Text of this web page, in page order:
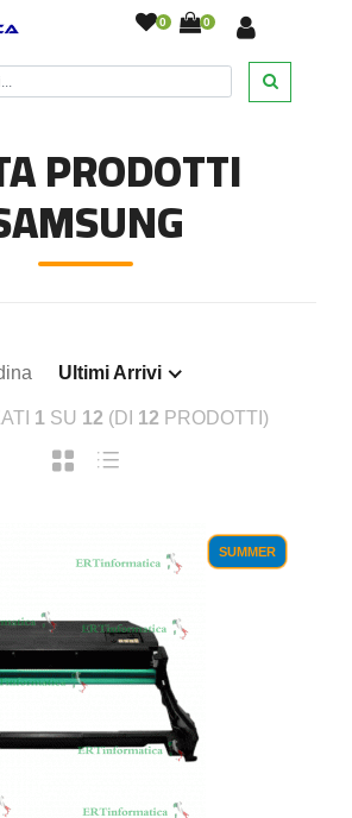
0 0
/Samsung/
PRODOTTI
Ultimi Arrivi
1 SU 12 (DI 12 PRODOTTI)
SUMMER